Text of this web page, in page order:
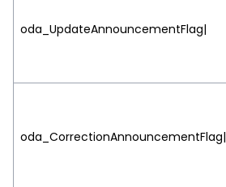
oda_UpdateAnnouncementFlag|
oda_CorrectionAnnouncementFlag|